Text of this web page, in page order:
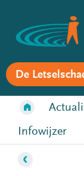
De
Infowijzer